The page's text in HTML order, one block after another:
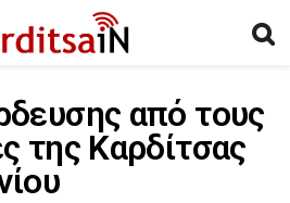
από τους
της Καρδίτσας